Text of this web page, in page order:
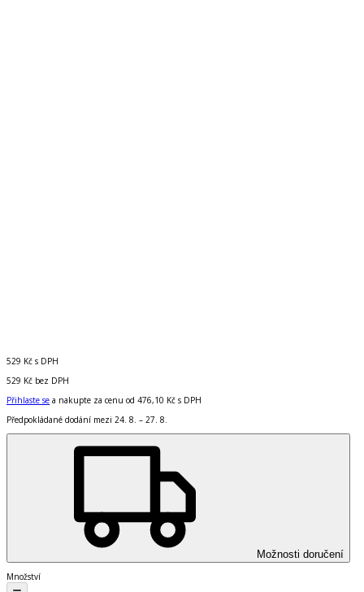
529 Kč s DPH
529 Kč bez DPH
Přihlaste se a nakupte za cenu od 476,10 Kč s DPH
Předpokládané dodání mezi 24. 8. – 27. 8.
Možnosti doručení
Množství